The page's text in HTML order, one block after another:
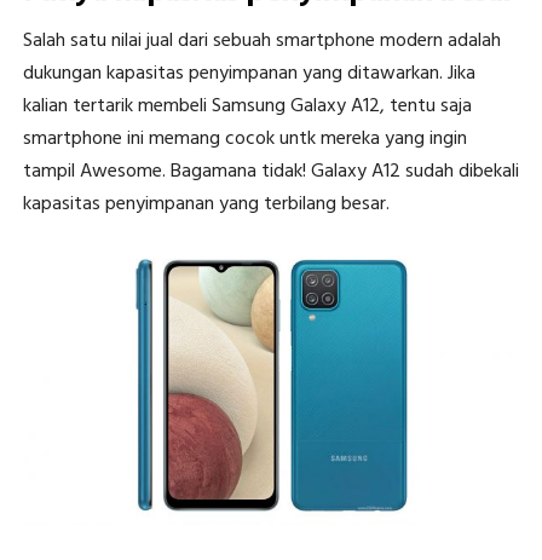
Salah satu nilai jual dari sebuah smartphone modern adalah
dukungan kapasitas penyimpanan yang ditawarkan. Jika
kalian tertarik membeli Samsung Galaxy A12, tentu saja
smartphone ini memang cocok untk mereka yang ingin
tampil Awesome. Bagamana tidak! Galaxy A12 sudah dibekali
kapasitas penyimpanan yang terbilang besar.